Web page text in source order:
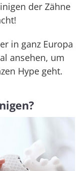
der Zähne
in ganz Europa
ansehen, um
Hype geht.